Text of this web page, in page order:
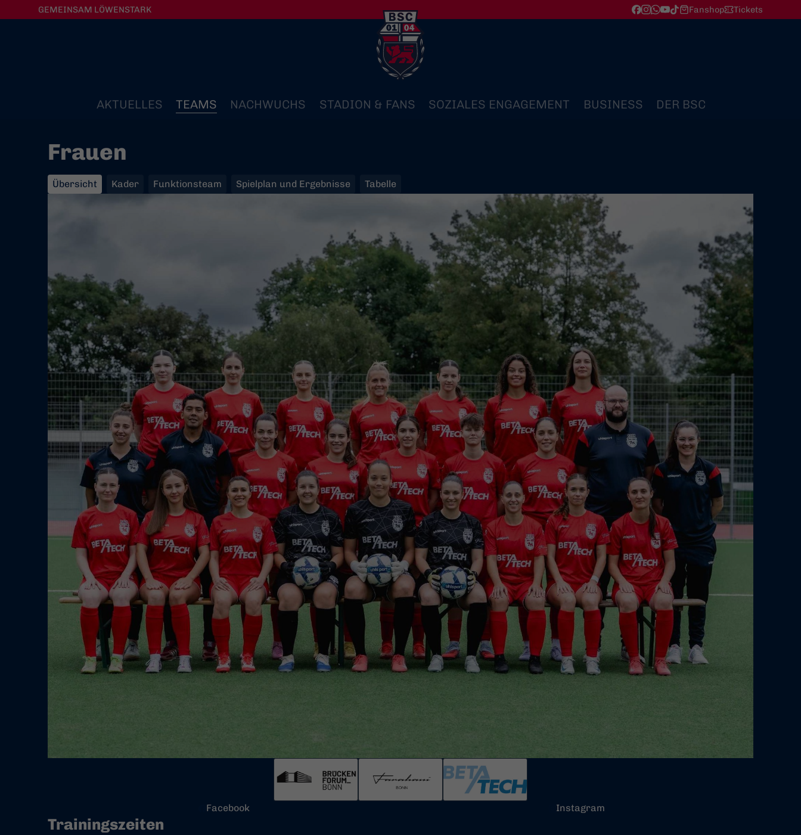
GEMEINSAM LÖWENSTARK Fanshop Tickets
AKTUELLES TEAMS NACHWUCHS STADION & FANS SOZIALES ENGAGEMENT BUSINESS DER BSC
Frauen
Übersicht Kader Funktionsteam Spielplan und Ergebnisse Tabelle
Facebook Instagram
Trainingszeiten